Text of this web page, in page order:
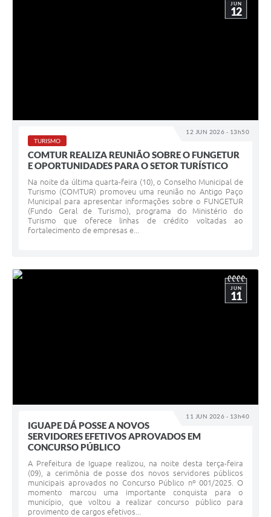
12 JUN 2026 - 13h50
JUN
12
TURISMO
COMTUR REALIZA REUNIÃO SOBRE O FUNGETUR
E OPORTUNIDADES PARA O SETOR TURÍSTICO
Na noite da última quarta-feira (10), o Conselho Municipal de
Turismo (COMTUR) promoveu uma reunião no Antigo Paço
Municipal para apresentar informações sobre o FUNGETUR
(Fundo Geral de Turismo), programa do Ministério do
Turismo que oferece linhas de crédito voltadas ao
fortalecimento de empresas e...
11 JUN 2026 - 13h40
JUN
11
IGUAPE DÁ POSSE A NOVOS
SERVIDORES EFETIVOS APROVADOS EM
CONCURSO PÚBLICO
A Prefeitura de Iguape realizou, na noite desta terça-feira
(09), a cerimônia de posse dos novos servidores públicos
municipais aprovados no Concurso Público nº 001/2025. O
momento marcou uma importante conquista para o
município, que voltou a realizar concurso público para
provimento de cargos efetivos...